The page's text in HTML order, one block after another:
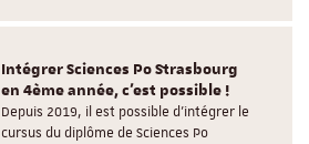
Intégrer Sciences Po Strasbourg
en 4ème année, c'est possible !
Depuis 2019, il est possible d’intégrer le
cursus du diplôme de Sciences Po